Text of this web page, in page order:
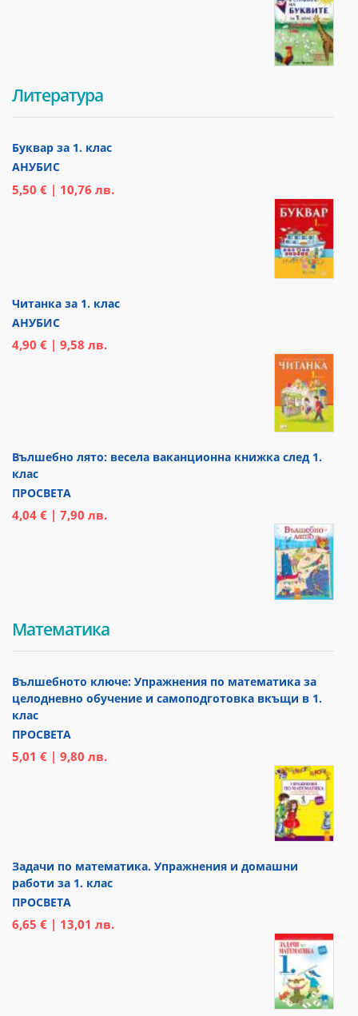
Литература
Буквар за 1. клас
АНУБИС
5,50 € | 10,76 лв.
Читанка за 1. клас
АНУБИС
4,90 € | 9,58 лв.
Вълшебно лято: весела ваканционна книжка след 1.
клас
ПРОСВЕТА
4,04 € | 7,90 лв.
Математика
Вълшебното ключе: Упражнения по математика за
целодневно обучение и самоподготовка вкъщи в 1.
клас
ПРОСВЕТА
5,01 € | 9,80 лв.
Задачи по математика. Упражнения и домашни
работи за 1. клас
ПРОСВЕТА
6,65 € | 13,01 лв.